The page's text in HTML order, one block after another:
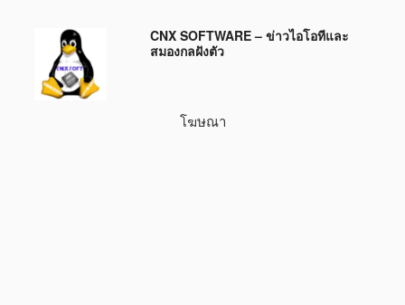
บทความ
CNX SOFTWARE – ข่าวไอโอทีและ
สมองกลฝังตัว
โฆษณา